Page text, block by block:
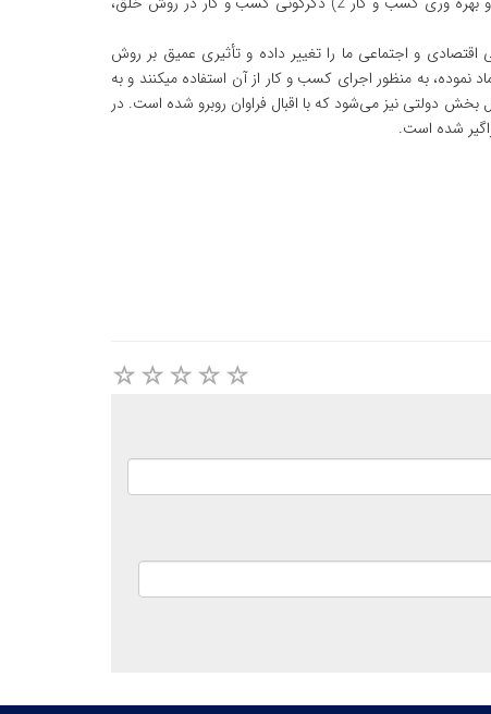
اقتصادی و اجتماعی ما را تغییر داده و تأثیری عمیق بر روش
نموده، به منظور اجرای کسب و کار از آن استفاده می‏کنند و به
بخش دولتی نیز می‏‌شود که با اقبال فراوان روبرو شده است. در
شده است.